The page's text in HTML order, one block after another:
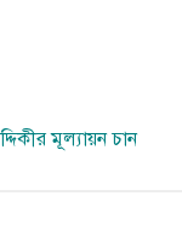
মূল্যায়ন চান